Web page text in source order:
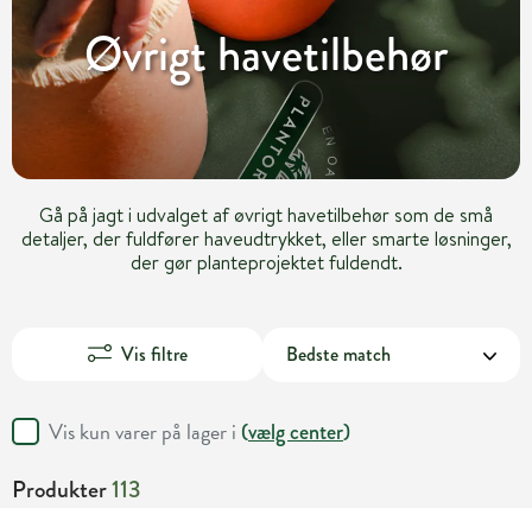
Øvrigt havetilbehør
Gå på jagt i udvalget af øvrigt havetilbehør som de små
detaljer, der fuldfører haveudtrykket, eller smarte løsninger,
der gør planteprojektet fuldendt.
Vis filtre
Vis kun varer på lager i (vælg center)
Produkter113